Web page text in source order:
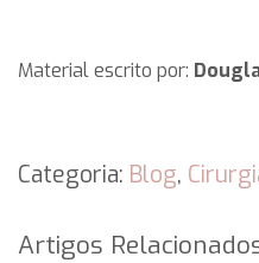
Material escrito por:
Categoria: Blog,
Artigos